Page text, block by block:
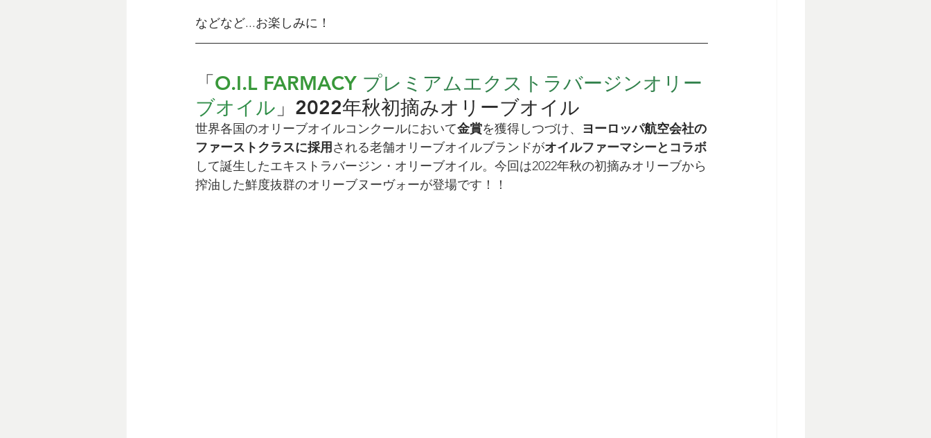
などなど...お楽しみに！
「O.I.L FARMACY プレミアムエクストラバージンオリー
ブオイル 」2022年秋初摘みオリーブオイル
世界各国のオリーブオイルコンクールにおいて金賞を獲得しつづけ、 ヨーロッパ航空会社の
ファーストクラスに採用 される老舗オリーブオイルブランドがオイルファーマシーとコラボ
して誕生したエキストラバージン・オリーブオイル。今回は2022年秋の初摘みオリーブから
搾油した鮮度抜群のオリーブヌーヴォーが登場です！！